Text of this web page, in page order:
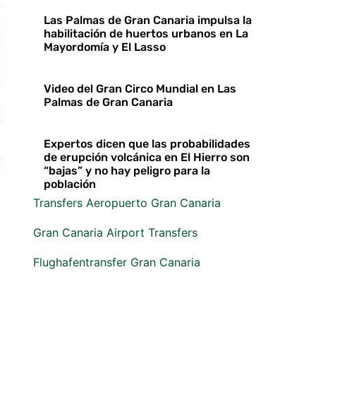
Las Palmas de Gran Canaria impulsa la
habilitación de huertos urbanos en La
Mayordomía y El Lasso
Video del Gran Circo Mundial en Las
Palmas de Gran Canaria
Expertos dicen que las probabilidades
de erupción volcánica en El Hierro son
“bajas” y no hay peligro para la
población
Transfers Aeropuerto Gran Canaria
Gran Canaria Airport Transfers
Flughafentransfer Gran Canaria